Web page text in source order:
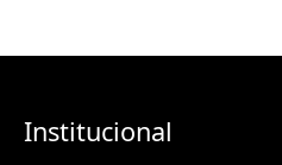
Institucional